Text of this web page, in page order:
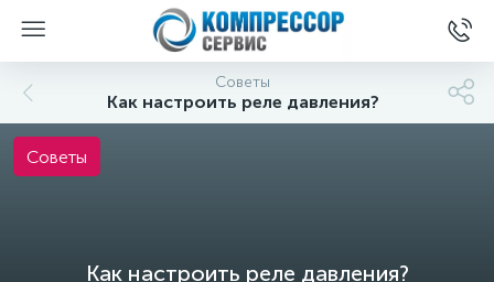
Советы
Как настроить реле давления?
Как настроить реле давления?
Советы